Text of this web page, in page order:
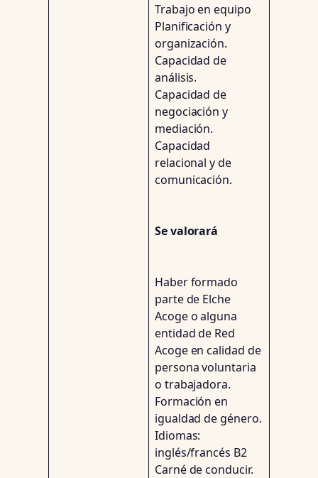
Trabajo en equipo
Planificación y
organización.
Capacidad de
análisis.
Capacidad de
negociación y
mediación.
Capacidad
relacional y de
comunicación.
Se valorará
Haber formado
parte de Elche
Acoge o alguna
entidad de Red
Acoge en calidad de
persona voluntaria
o trabajadora.
Formación en
igualdad de género.
Idiomas:
inglés/francés B2
Carné de conducir.